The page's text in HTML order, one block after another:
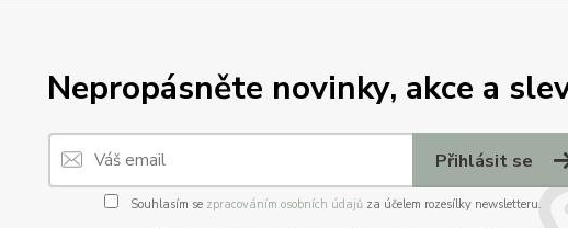
Nepropásněte novinky, akce a
Přihlásit se
Souhlasím se zpracováním osobních údajůza účelem rozesílky newsletteru.